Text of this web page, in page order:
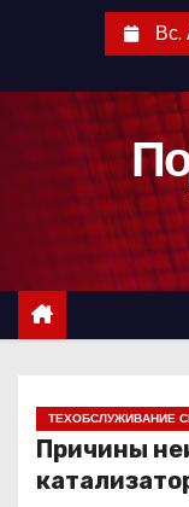
с
Вс.
ТЕХОБСЛУЖИВАНИЕ
Причины